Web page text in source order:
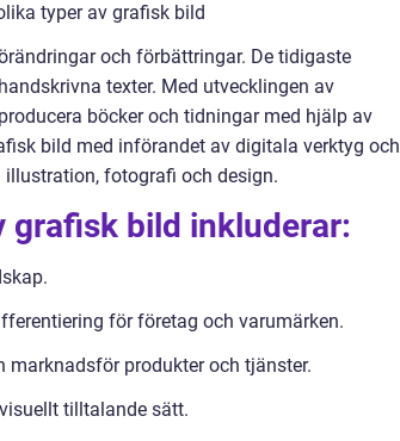
typer av grafisk bild
och förbättringar. De tidigaste
texter. Med utvecklingen av
böcker och tidningar med hjälp av
bild med införandet av digitala verktyg och
fotografi och design.
grafisk bild inkluderar:
för företag och varumärken.
produkter och tjänster.
tilltalande sätt.